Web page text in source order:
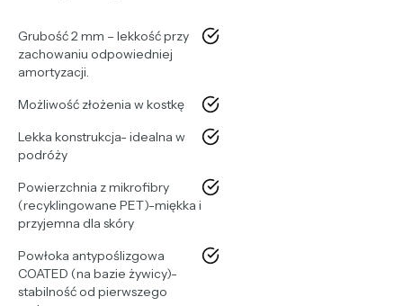
Grubość 2 mm – lekkość przy
zachowaniu odpowiedniej
amortyzacji.
tak
Możliwość złożenia w kostkę tak
Lekka konstrukcja- idealna w
podróży
tak
Powierzchnia z mikrofibry
(recyklingowane PET)-miękka i
przyjemna dla skóry
tak
Powłoka antypoślizgowa
COATED (na bazie żywicy)-
stabilność od pierwszego
tak